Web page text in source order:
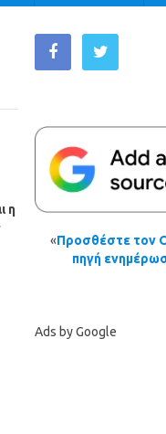
η
«Προσθέστε τον
πηγή
Ads by Google